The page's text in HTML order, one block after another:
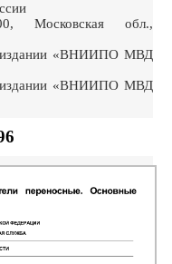
Московская обл.,
издании «ВНИИПО МВД
издании «ВНИИПО МВД